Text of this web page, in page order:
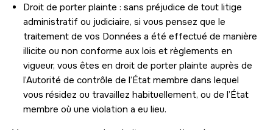
Droit de porter plainte : sans préjudice de tout litige
administratif ou judiciaire, si vous pensez que le
traitement de vos Données a été effectué de manière
illicite ou non conforme aux lois et règlements en
vigueur, vous êtes en droit de porter plainte auprès de
l’Autorité de contrôle de l’État membre dans lequel
vous résidez ou travaillez habituellement, ou de l’État
membre où une violation a eu lieu.